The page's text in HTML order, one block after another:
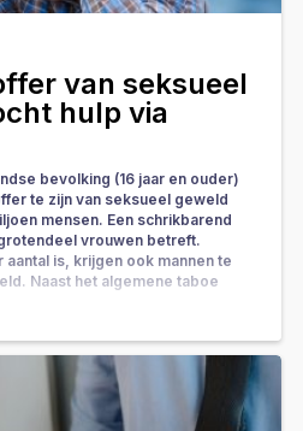
van seksueel
hulp via
bevolking (16 jaar en ouder)
te zijn van seksueel geweld
mensen. Een schrikbarend
vrouwen betreft.
is, krijgen ook mannen te
Naast het algemene taboe